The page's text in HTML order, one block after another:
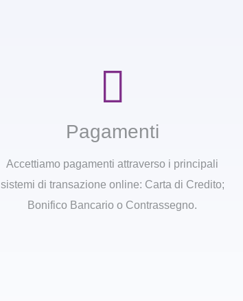
Pagamenti
Accettiamo pagamenti attraverso i principali
sistemi di transazione online: Carta di Credito;
Bonifico Bancario o Contrassegno.